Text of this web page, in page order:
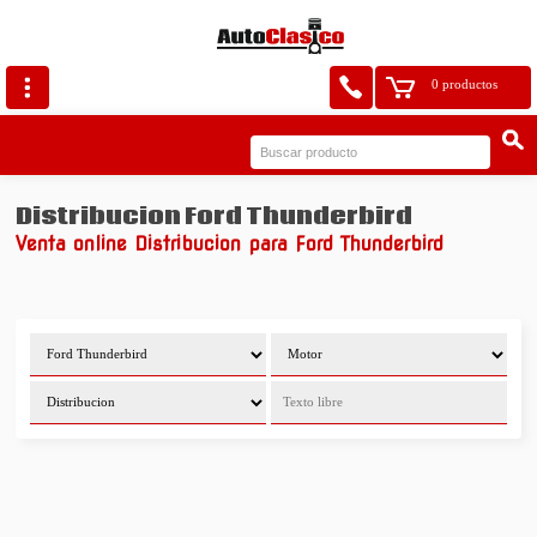
0 productos
Distribucion Ford Thunderbird
Venta online Distribucion para Ford Thunderbird